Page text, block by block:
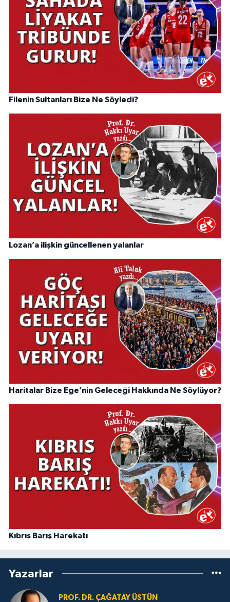
Filenin Sultanları Bize Ne Söyledi?
Lozan’a ilişkin güncellenen yalanlar
Haritalar Bize Ege’nin Geleceği Hakkında Ne Söylüyor?
Kıbrıs Barış Harekatı
Yazarlar
PROF. DR. ÇAĞATAY ÜSTÜN